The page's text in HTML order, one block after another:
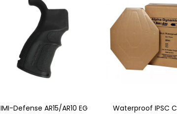
IMI-Defense AR15/AR10 EG
Waterproof IPSC